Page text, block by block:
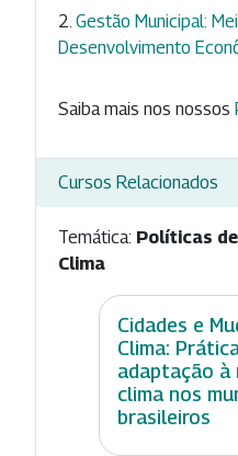
Gestão Municipal:
Desenvolvimento
Saiba mais nos nossos
Cursos Relacionados
Temática: Políticas
Clima
Cidades e
Clima:
adaptação à
clima nos
brasileiros